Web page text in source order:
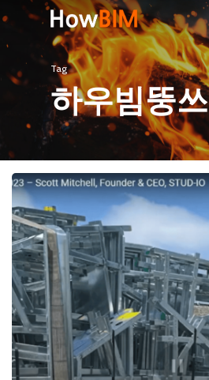
main
content
Tag
하우빔뚱쓰